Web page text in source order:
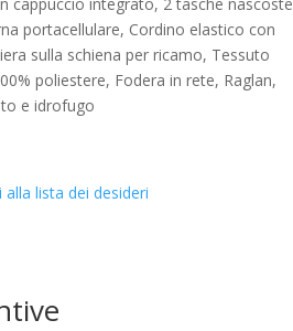
cappuccio integrato, 2 tasche nascoste
portacellulare, Cordino elastico con
sulla schiena per ricamo, Tessuto
poliestere, Fodera in rete, Raglan,
e idrofugo
alla lista dei desideri